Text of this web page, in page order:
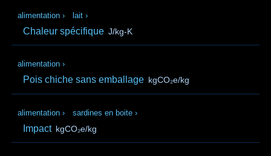
alimentation › lait ›
Chaleur spécifique J/kg-K
alimentation ›
Pois chiche sans emballage kgCO₂e/kg
alimentation › sardines en boite ›
Impact kgCO₂e/kg